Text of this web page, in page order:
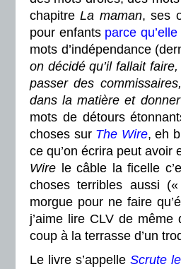
chapitreLa maman, ses
pour enfants parce
mots d’indépendance
on décidé qu’il fallait
passer des
dans la matière et
mots de détours
choses sur The Wire, eh
ce qu’on écrira peut avoir
Wire le câble la ficelle
choses terribles aussi
morgue pour ne faire
j’aime lire CLV de
coup à la terrasse d’un
Le livre s’appelle Scrute